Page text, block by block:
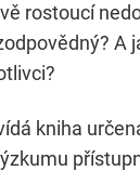
rostoucí
A
kniha